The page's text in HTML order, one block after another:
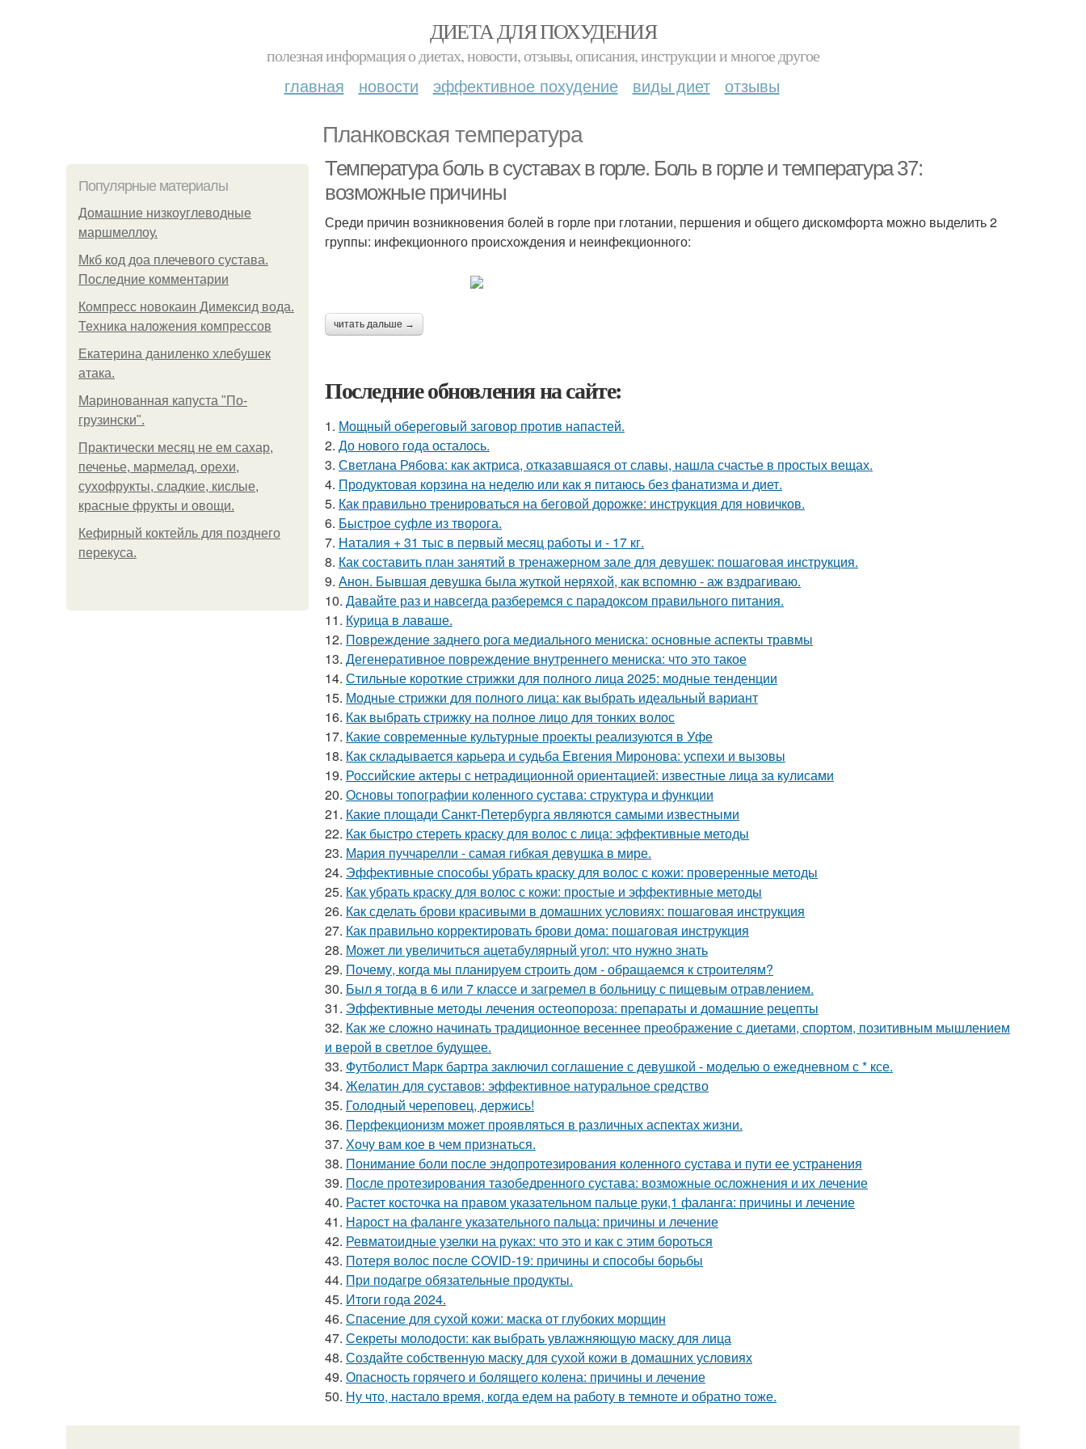
ДИЕТА ДЛЯ ПОХУДЕНИЯ
полезная информация о диетах, новости, отзывы, описания, инструкции и многое другое
главная новости эффективное похудение виды диет отзывы
Планковская температура
Популярные материалы
Домашние низкоуглеводные
маршмеллоу.
Мкб код доа плечевого сустава.
Последние комментарии
Компресс новокаин Димексид вода.
Техника наложения компрессов
Екатерина даниленко хлебушек
атака.
Маринованная капуста "По-
грузински".
Практически месяц не ем сахар,
печенье, мармелад, орехи,
сухофрукты, сладкие, кислые,
красные фрукты и овощи.
Кефирный коктейль для позднего
перекуса.
Температура боль в суставах в горле. Боль в горле и температура 37:
возможные причины
Среди причин возникновения болей в горле при глотании, першения и общего дискомфорта можно выделить 2
группы: инфекционного происхождения и неинфекционного:
читать дальше →
Последние обновления на сайте:
1. Мощный обереговый заговор против напастей.
2. До нового года осталось.
3. Светлана Рябова: как актриса, отказавшаяся от славы, нашла счастье в простых вещах.
4. Продуктовая корзина на неделю или как я питаюсь без фанатизма и диет.
5. Как правильно тренироваться на беговой дорожке: инструкция для новичков.
6. Быстрое суфле из творога.
7. Наталия + 31 тыс в первый месяц работы и - 17 кг.
8. Как составить план занятий в тренажерном зале для девушек: пошаговая инструкция.
9. Анон. Бывшая девушка была жуткой неряхой, как вспомню - аж вздрагиваю.
10. Давайте раз и навсегда разберемся с парадоксом правильного питания.
11. Курица в лаваше.
12. Повреждение заднего рога медиального мениска: основные аспекты травмы
13. Дегенеративное повреждение внутреннего мениска: что это такое
14. Стильные короткие стрижки для полного лица 2025: модные тенденции
15. Модные стрижки для полного лица: как выбрать идеальный вариант
16. Как выбрать стрижку на полное лицо для тонких волос
17. Какие современные культурные проекты реализуются в Уфе
18. Как складывается карьера и судьба Евгения Миронова: успехи и вызовы
19. Российские актеры с нетрадиционной ориентацией: известные лица за кулисами
20. Основы топографии коленного сустава: структура и функции
21. Какие площади Санкт-Петербурга являются самыми известными
22. Как быстро стереть краску для волос с лица: эффективные методы
23. Мария пуччарелли - самая гибкая девушка в мире.
24. Эффективные способы убрать краску для волос с кожи: проверенные методы
25. Как убрать краску для волос с кожи: простые и эффективные методы
26. Как сделать брови красивыми в домашних условиях: пошаговая инструкция
27. Как правильно корректировать брови дома: пошаговая инструкция
28. Может ли увеличиться ацетабулярный угол: что нужно знать
29. Почему, когда мы планируем строить дом - обращаемся к строителям?
30. Был я тогда в 6 или 7 классе и загремел в больницу с пищевым отравлением.
31. Эффективные методы лечения остеопороза: препараты и домашние рецепты
32. Как же сложно начинать традиционное весеннее преображение с диетами, спортом, позитивным мышлением
и верой в светлое будущее.
33. Футболист Марк бартра заключил соглашение с девушкой - моделью о ежедневном с * ксе.
34. Желатин для суставов: эффективное натуральное средство
35. Голодный череповец, держись!
36. Перфекционизм может проявляться в различных аспектах жизни.
37. Хочу вам кое в чем признаться.
38. Понимание боли после эндопротезирования коленного сустава и пути ее устранения
39. После протезирования тазобедренного сустава: возможные осложнения и их лечение
40. Растет косточка на правом указательном пальце руки,1 фаланга: причины и лечение
41. Нарост на фаланге указательного пальца: причины и лечение
42. Ревматоидные узелки на руках: что это и как с этим бороться
43. Потеря волос после COVID-19: причины и способы борьбы
44. При подагре обязательные продукты.
45. Итоги года 2024.
46. Спасение для сухой кожи: маска от глубоких морщин
47. Секреты молодости: как выбрать увлажняющую маску для лица
48. Создайте собственную маску для сухой кожи в домашних условиях
49. Опасность горячего и болящего колена: причины и лечение
50. Ну что, настало время, когда едем на работу в темноте и обратно тоже.